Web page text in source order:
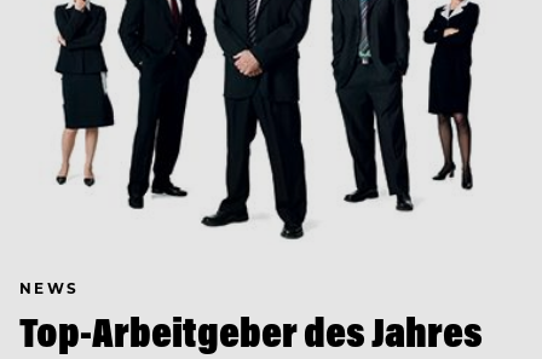
NEWS
Top-Arbeitgeber des Jahres